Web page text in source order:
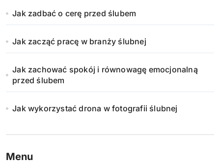
Jak zadbać o cerę przed ślubem
Jak zacząć pracę w branży ślubnej
Jak zachować spokój i równowagę emocjonalną
przed ślubem
Jak wykorzystać drona w fotografii ślubnej
Menu